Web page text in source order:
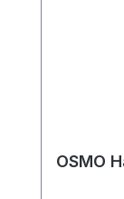
OSMO